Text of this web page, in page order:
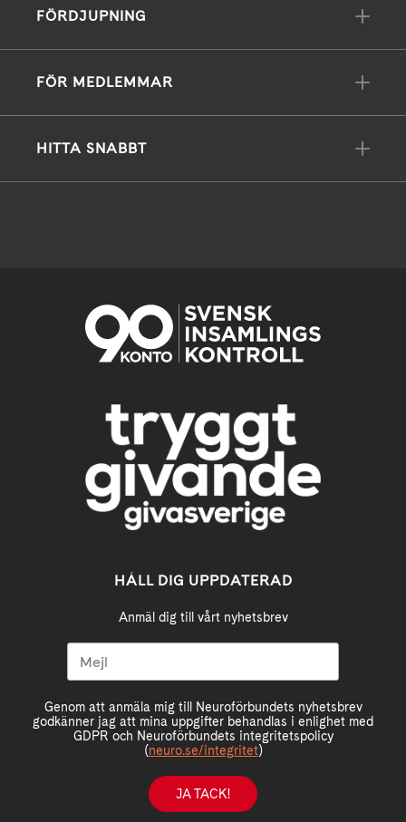
FÖRDJUPNING
FÖR MEDLEMMAR
HITTA SNABBT
HÅLL DIG UPPDATERAD
Anmäl dig till vårt nyhetsbrev
Genom att anmäla mig till Neuroförbundets nyhetsbrev
godkänner jag att mina uppgifter behandlas i enlighet med
GDPR och Neuroförbundets integritetspolicy
(neuro.se/integritet)
JA TACK!